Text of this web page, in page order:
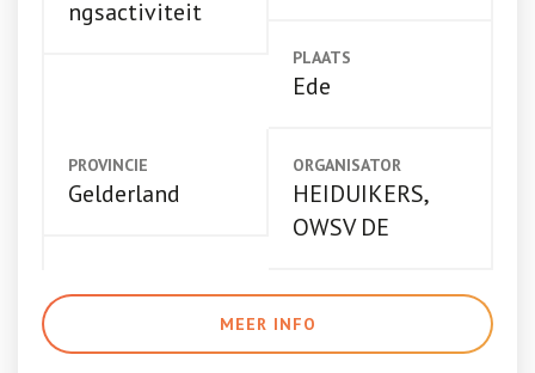
ngsactiviteit
PLAATS
Ede
PROVINCIE
Gelderland
ORGANISATOR
HEIDUIKERS,
OWSV DE
MEER INFO